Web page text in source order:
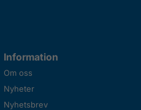
Information
Om oss
Nyheter
Nyhetsbrev